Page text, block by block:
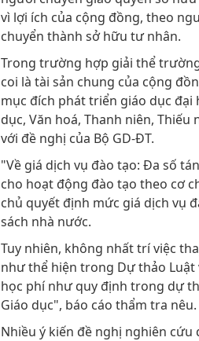
vì lợi ích của cộng đồng, theo
chuyển thành sở hữu tư nhân.
Trong trường hợp giải thể
coi là tài sản chung của cộng
mục đích phát triển giáo dục đại
dục, Văn hoá, Thanh niên,
với đề nghị của Bộ GD-ĐT.
"Về giá dịch vụ đào tạo: Đa số
cho hoạt động đào tạo theo cơ
chủ quyết định mức giá dịch vụ
sách nhà nước.
Tuy nhiên, không nhất trí việc
như thể hiện trong Dự thảo
học phí như quy định trong dự
Giáo dục", báo cáo thẩm tra nêu.
Nhiều ý kiến đề nghị nghiên